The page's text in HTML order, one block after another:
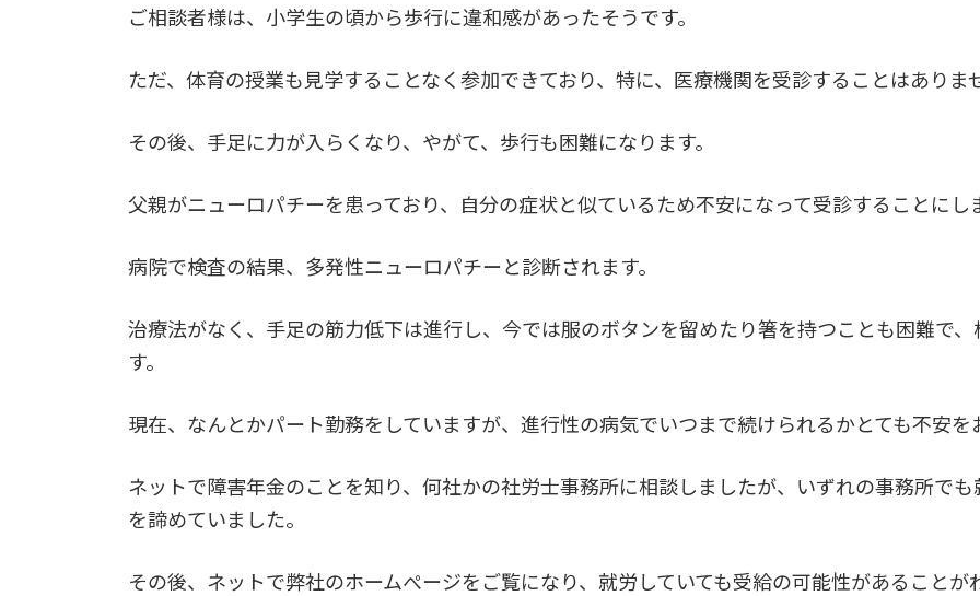
ご相談者様は、小学生の頃から歩行に違和感があったそうです。
ただ、体育の授業も見学することなく参加できており、特に、医療機関を受診することはありま
その後、手足に力が入らくなり、やがて、歩行も困難になります。
父親がニューロパチーを患っており、自分の症状と似ているため不安になって受診することにし
病院で検査の結果、多発性ニューロパチーと診断されます。
治療法がなく、手足の筋力低下は進行し、今では服のボタンを留めたり箸を持つことも困難で
す。
現在、なんとかパート勤務をしていますが、進行性の病気でいつまで続けられるかとても不安を
ネットで障害年金のことを知り、何社かの社労士事務所に相談しましたが、いずれの事務所で
を諦めていました。
その後、ネットで弊社のホームぺージをご覧になり、就労していても受給の可能性があること